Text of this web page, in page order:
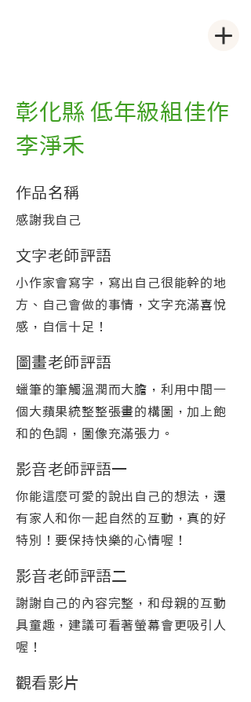
彰化縣 低年級組佳作
李淨禾
作品名稱
感謝我自己
文字老師評語
小作家會寫字，寫出自己很能幹的地
方、自己會做的事情，文字充滿喜悅
感，自信十足！
圖畫老師評語
蠟筆的筆觸溫潤而大膽，利用中間一
個大蘋果統整整張畫的構圖，加上飽
和的色調，圖像充滿張力。
影音老師評語一
你能這麼可愛的說出自己的想法，還
有家人和你一起自然的互動，真的好
特別！要保持快樂的心情喔！
影音老師評語二
謝謝自己的內容完整，和母親的互動
具童趣，建議可看著螢幕會更吸引人
喔！
觀看影片